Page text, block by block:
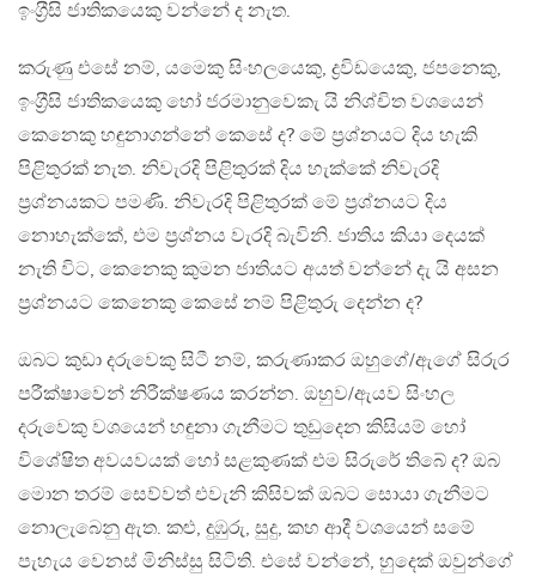
ඉංග‍්‍රීසි ජාතිකයෙකු වන්නේ ද නැත.
කරුණු එසේ නම්, යමෙකු සිංහලයෙකු, ද්‍රවිඩයෙකු, ජපනෙකු,
ඉංග‍්‍රීසි ජාතිකයෙකු හෝ ජරමානුවෙකැ යි නිශ්චිත වශයෙන්
කෙනෙකු හඳුනාගන්නේ කෙසේ ද? මේ ප‍්‍රශ්නයට දිය හැකි
පිළිතුරක් නැත. නිවැරදි පිළිතුරක් දිය හැක්කේ නිවැරදි
ප‍්‍රශ්නයකට පමණි. නිවැරදි පිළිතුරක් මේ ප‍්‍රශ්නයට දිය
නොහැක්කේ, එම ප‍්‍රශ්නය වැරදි බැවිනි. ජාතිය කියා දෙයක්
නැති විට, කෙනෙකු කුමන ජාතියට අයත් වන්නේ දැ යි අසන
ප‍්‍රශ්නයට කෙනෙකු කෙසේ නම් පිළිතුරු දෙන්න ද?
ඔබට කුඩා දරුවෙකු සිටී නම්, කරුණාකර ඔහුගේ/ඇගේ සිරුර
පරීක්ෂාවෙන් නිරීක්ෂණය කරන්න. ඔහුව/ඇයව සිංහල
දරුවෙකු වශයෙන් හඳුනා ගැනීමට තුඩුදෙන කිසියම් හෝ
විශේෂිත අවයවයක් හෝ සළකුණක් එම සිරුරේ තිබේ ද? ඔබ
මොන තරම් සෙව්වත් එවැනි කිසිවක් ඔබට සොයා ගැනීමට
නොලැබෙනු ඇත. කළු, දුඹුරු, සුදු, කහ ආදී වශයෙන් සමේ
පැහැය වෙනස් මිනිස්සු සිටිති. එසේ වන්නේ, හුදෙක් ඔවුන්ගේ